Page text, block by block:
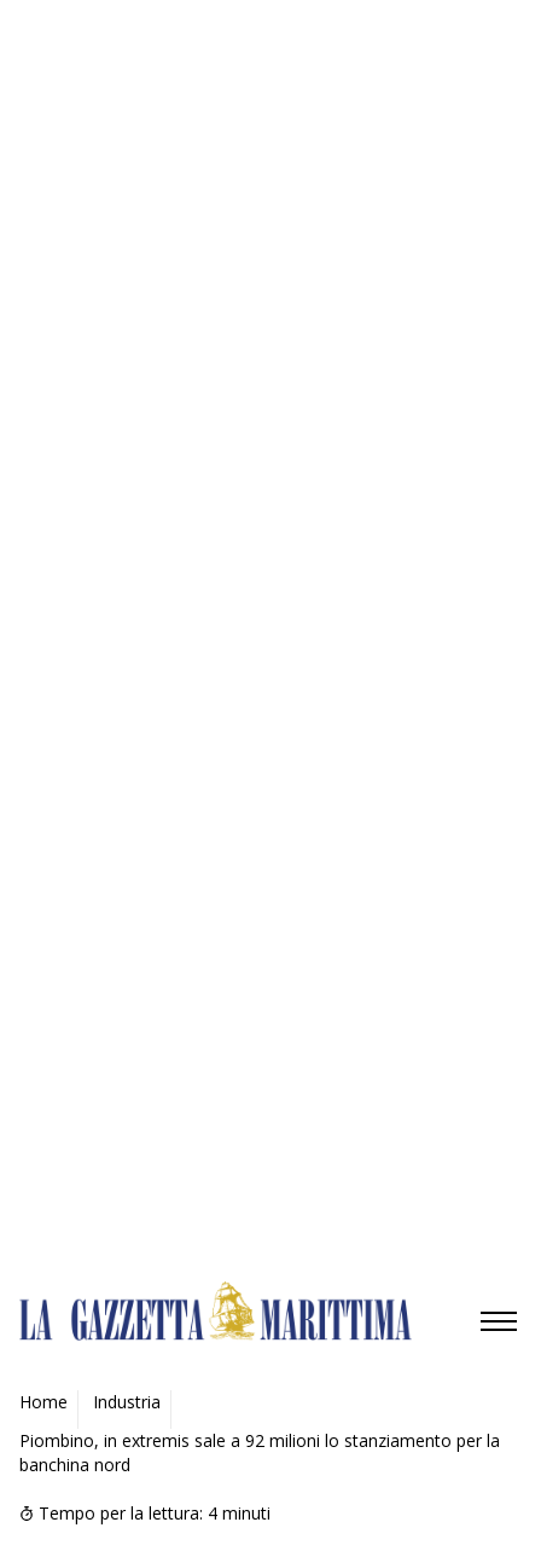
AMBIENTE
MOBILITÀ
INDUSTRIA
Home
Industria
Piombino, in extremis sale a 92 milioni lo stanziamento per la
banchina nord
Tempo per la lettura: 4 minuti